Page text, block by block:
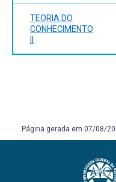
TEORIA DO
CONHECIMENTO
II
Página gerada em 07/08/